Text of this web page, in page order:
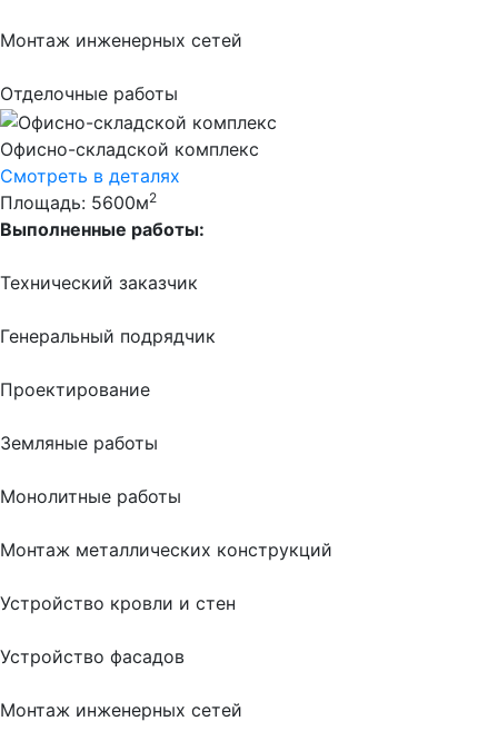
Монтаж инженерных сетей
Отделочные работы
Офисно-складской комплекс
Смотреть в деталях
Площадь: 5600м2
Выполненные работы:
Технический заказчик
Генеральный подрядчик
Проектирование
Земляные работы
Монолитные работы
Монтаж металлических конструкций
Устройство кровли и стен
Устройство фасадов
Монтаж инженерных сетей